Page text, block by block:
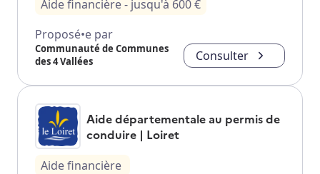
Aide financière- jusqu'à 600€
Proposé•e par
Communauté de Communes
des 4 Vallées
Consulter
Aide départementale au permis de
conduire | Loiret
Aide financière